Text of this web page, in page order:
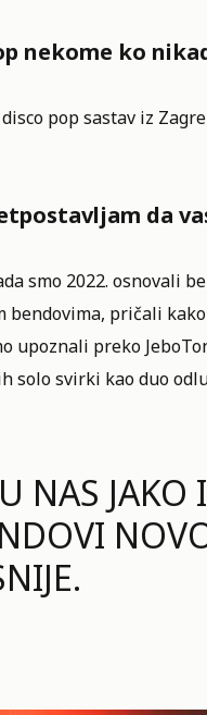
nekome ko
pop sastav iz
da
smo 2022. osnovali
bendovima, pričali
upoznali preko
solo svirki kao duo
NAS JAKO